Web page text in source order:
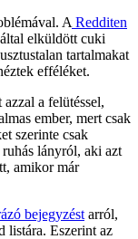
A Redditen
elküldött cuki
tartalmakat
efféléket.
a felütéssel,
ember, mert csak
szerinte csak
lányról, aki azt
amikor már
bejegyzést arról,
listára. Eszerint az